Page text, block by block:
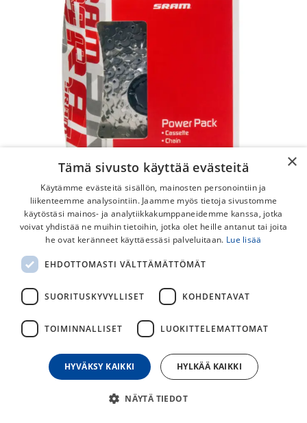
SRAM Power Pack PG-730/PC-830 12-
32t 7v Pakka & Ketju
Sram Power Pack sisältää PG-730 pakan ja PC-830 ketjun. 7v
39,00€
päivän alin hinta
×
Tämä sivusto käyttää evästeitä
Käytämme evästeitä sisällön, mainosten personointiin ja
liikenteemme analysointiin. Jaamme myös tietoja sivustomme
käytöstäsi mainos- ja analytiikkakumppaneidemme kanssa, jotka
voivat yhdistää ne muihin tietoihin, jotka olet heille antanut tai joita
he ovat keränneet käyttäessäsi palveluitaan. Lue lisää
EHDOTTOMASTI VÄLTTÄMÄTTÖMÄT
SUORITUSKYVYLLISET KOHDENTAVAT
TOIMINNALLISET LUOKITTELEMATTOMAT
HYVÄKSY KAIKKI HYLKÄÄ KAIKKI
NÄYTÄ TIEDOT